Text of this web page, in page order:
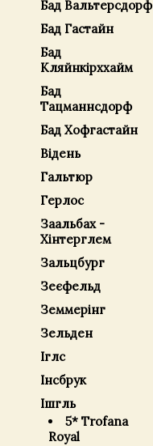
Бад Вальтерсдорф
Бад Гастайн
Бад
Кляйнкірххайм
Бад
Тацманнсдорф
Бад Хофгастайн
Відень
Гальтюр
Герлос
Заальбах -
Хінтерглем
Зальцбург
Зеєфельд
Земмерінг
Зельден
Іглс
Інсбрук
Ішгль
5* Trofana
Royal